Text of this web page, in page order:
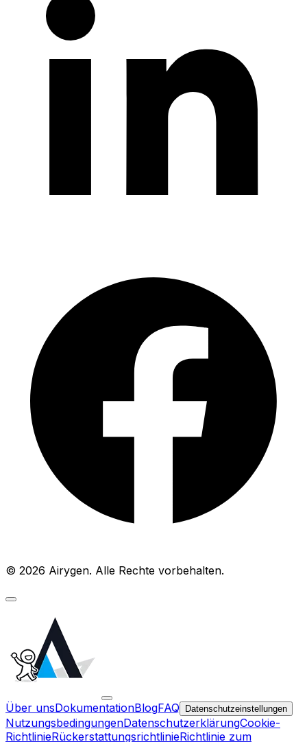
© 2026 Airygen. Alle Rechte vorbehalten.
Über unsDokumentationBlogFAQ Datenschutzeinstellungen
NutzungsbedingungenDatenschutzerklärungCookie-
RichtlinieRückerstattungsrichtlinieRichtlinie zum